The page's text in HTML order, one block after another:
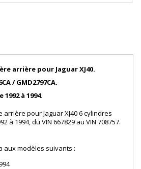
arrière pour Jaguar XJ40.
/ GMD2797CA.
1992 à 1994.
pour Jaguar XJ40 6 cylindres
à 1994, du VIN 667829 au VIN 708757.
aux modèles suivants :